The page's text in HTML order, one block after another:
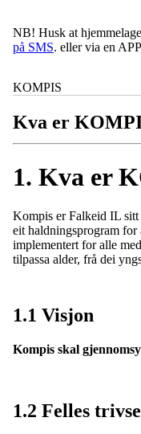
NB! Husk at
på SMS. eller via en
KOMPIS
Kva er
1. Kva er
Kompis er Falkeid IL
eit haldningsprogram for
implementert for alle
tilpassa alder, frå dei
1.1 Visjon
Kompis skal
1.2 Felles